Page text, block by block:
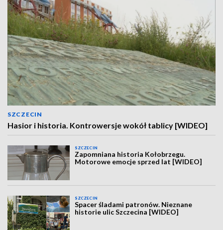
SZCZECIN
Hasior i historia. Kontrowersje wokół tablicy [WIDEO]
SZCZECIN
Zapomniana historia Kołobrzegu.
Motorowe emocje sprzed lat [WIDEO]
SZCZECIN
Spacer śladami patronów. Nieznane
historie ulic Szczecina [WIDEO]